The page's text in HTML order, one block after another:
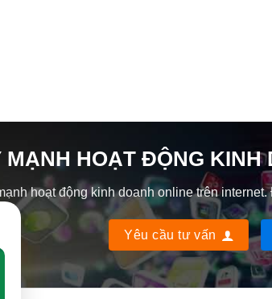
HOẠT ĐỘNG KINH
hoạt động kinh doanh online trên
Yêu cầu tư vấn